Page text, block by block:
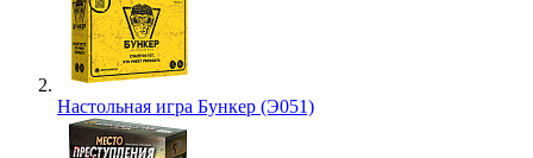
Настольная игра Бункер (Э051)